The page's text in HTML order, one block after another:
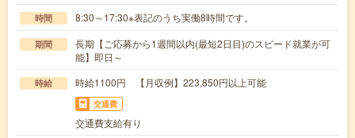
時間 8:30～17:30※表記のうち実働8時間です。
期間
長期【ご応募から1週間以内(最短2日目)のスピード就業が可
能】即日～
時給 時給1100円 【月収例】223,850円以上可能
交通費
交通費支給有り